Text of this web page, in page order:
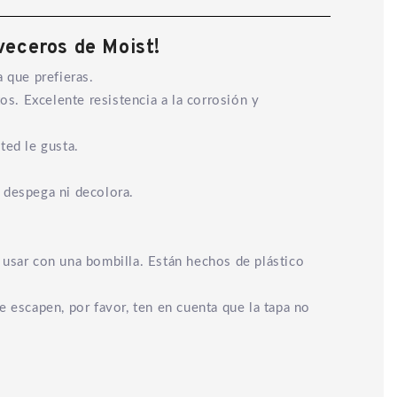
de Moist!
que prefieras.
Excelente resistencia a la corrosión y
le gusta.
ni decolora.
con una bombilla. Están hechos de plástico
por favor, ten en cuenta que la tapa no